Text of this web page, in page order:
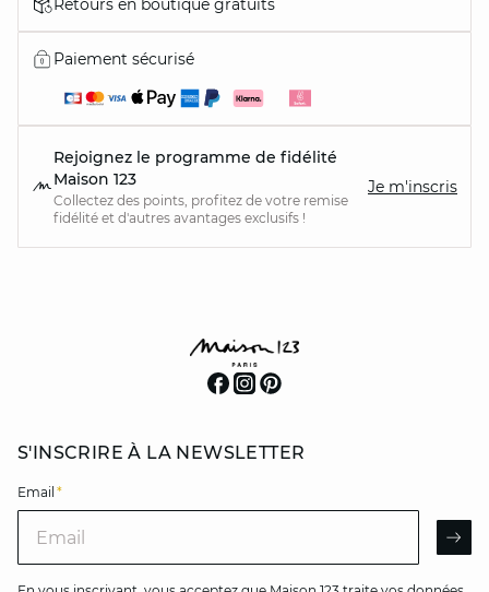
Retours en boutique gratuits
Paiement sécurisé
Rejoignez le programme de fidélité
Maison 123
Collectez des points, profitez de votre remise
fidélité et d'autres avantages exclusifs !
Je m'inscris
S'INSCRIRE À LA NEWSLETTER
Email *